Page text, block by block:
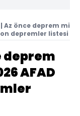
| Az önce deprem mi
depremler listesi
deprem
AFAD